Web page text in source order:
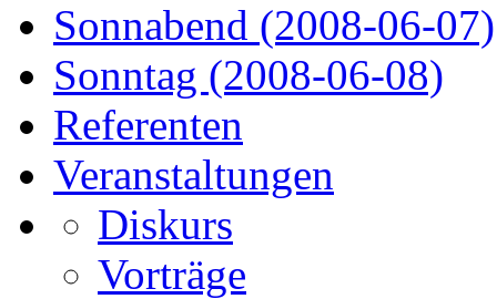
Sonnabend (2008-06-07)
Sonntag (2008-06-08)
Referenten
Veranstaltungen
Diskurs
Vorträge